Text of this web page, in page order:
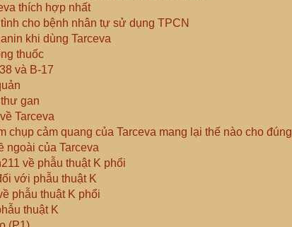
thích hợp nhất
cho bệnh nhân tự sử dụng TPCN
khi dùng Tarceva
thuốc
và B-17
gan
Tarceva
chụp cảm quang của Tarceva mang lại thế nào cho đúng
ngoài của Tarceva
về phẫu thuật K phổi
với phẫu thuật K
phẫu thuật K phổi
thuật K